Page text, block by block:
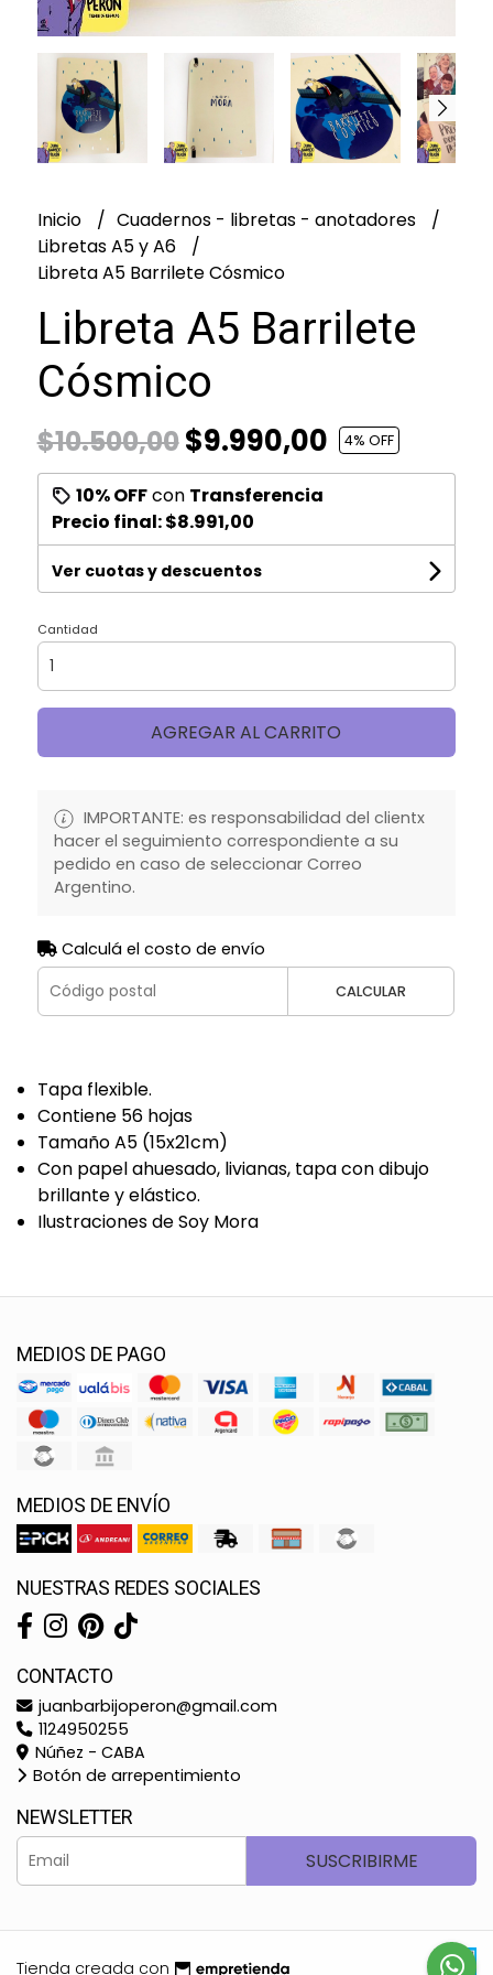
Inicio
Cuadernos - libretas - anotadores
Libretas A5 y A6
Libreta A5 Barrilete Cósmico
Libreta A5 Barrilete
Cósmico
$10.500,00$9.990,00 4% OFF
10% OFFcon Transferencia
Precio final:$8.991,00
Ver cuotas y descuentos
Cantidad
AGREGAR AL CARRITO
IMPORTANTE: es responsabilidad del clientx
hacer el seguimiento correspondiente a su
pedido en caso de seleccionar Correo
Argentino.
Calculá el costo de envío
CALCULAR
Tapa flexible.
Contiene 56 hojas
Tamaño A5 (15x21cm)
Con papel ahuesado, livianas, tapa con dibujo
brillante y elástico.
Ilustraciones de Soy Mora
MEDIOS DE PAGO
MEDIOS DE ENVÍO
NUESTRAS REDES SOCIALES
CONTACTO
juanbarbijoperon@gmail.com
1124950255
Núñez - CABA
Botón de arrepentimiento
NEWSLETTER
SUSCRIBIRME
Tienda creada con